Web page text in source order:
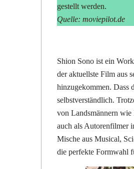
gestellt werden.
Quelle: moviepilot.de
Shion Sono ist ein
der aktuellste Film aus
hinzugekommen. Dass
selbstverständlich.
von Landsmännern
auch als Autorenfilmer
Mische aus Musical,
die perfekte Formwahl